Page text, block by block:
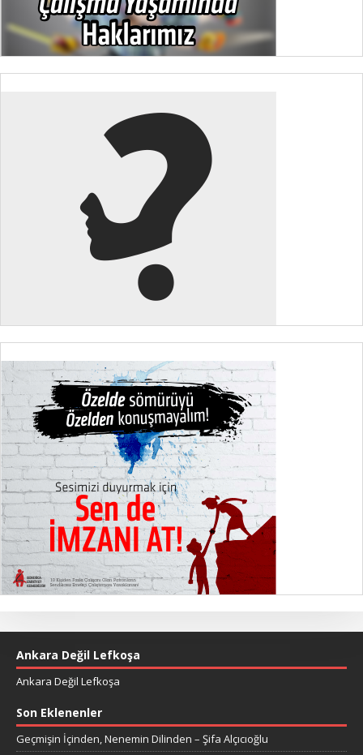
Ankara Değil Lefkoşa
Ankara Değil Lefkoşa
Son Eklenenler
Geçmişin İçinden, Nenemin Dilinden – Şifa Alçıcıoğlu